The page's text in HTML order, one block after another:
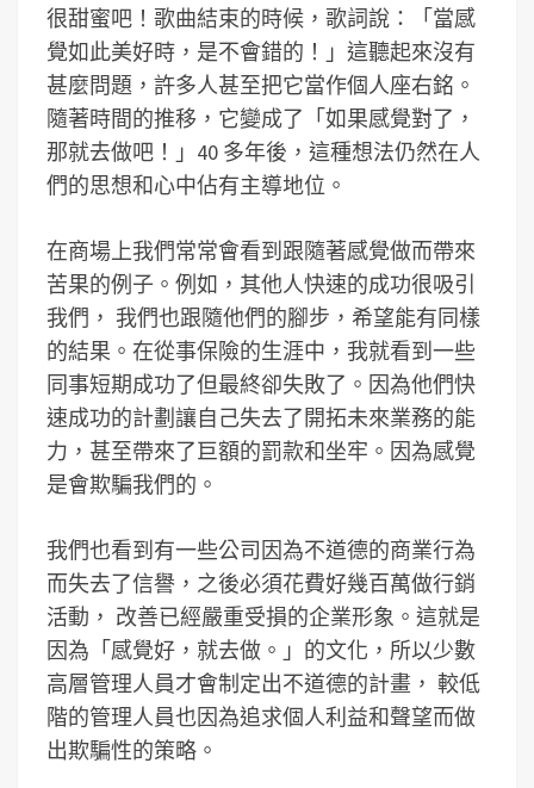
很甜蜜吧！歌曲結束的時候，歌詞說：「當感
覺如此美好時，是不會錯的！」這聽起來沒有
甚麼問題，許多人甚至把它當作個人座右銘。
隨著時間的推移，它變成了「如果感覺對了，
那就去做吧！」40 多年後，這種想法仍然在人
們的思想和心中佔有主導地位。
在商場上我們常常會看到跟隨著感覺做而帶來
苦果的例子。例如，其他人快速的成功很吸引
我們， 我們也跟隨他們的腳步，希望能有同樣
的結果。在從事保險的生涯中，我就看到一些
同事短期成功了但最終卻失敗了。因為他們快
速成功的計劃讓自己失去了開拓未來業務的能
力，甚至帶來了巨額的罰款和坐牢。因為感覺
是會欺騙我們的。
我們也看到有一些公司因為不道德的商業行為
而失去了信譽，之後必須花費好幾百萬做行銷
活動， 改善已經嚴重受損的企業形象。這就是
因為「感覺好，就去做。」的文化，所以少數
高層管理人員才會制定出不道德的計畫， 較低
階的管理人員也因為追求個人利益和聲望而做
出欺騙性的策略。